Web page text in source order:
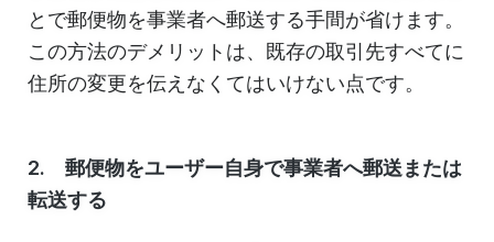
とで郵便物を事業者へ郵送する手間が省けます。
この方法のデメリットは、既存の取引先すべてに
住所の変更を伝えなくてはいけない点です。
2. 郵便物をユーザー自身で事業者へ郵送または
転送する